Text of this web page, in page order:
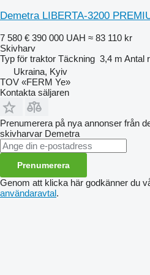
Demetra LIBERTA-3200
7 580 € 390 000 UAH ≈ 83 110 kr
Skivharv
Typ för traktor Täckning 3,4 m Antal
Ukraina, Kyiv
TOV «FERM Ye»
Kontakta säljaren
Prenumerera på nya annonser från
skivharvar Demetra
Prenumerera
Genom att klicka här godkänner du
användaravtal.